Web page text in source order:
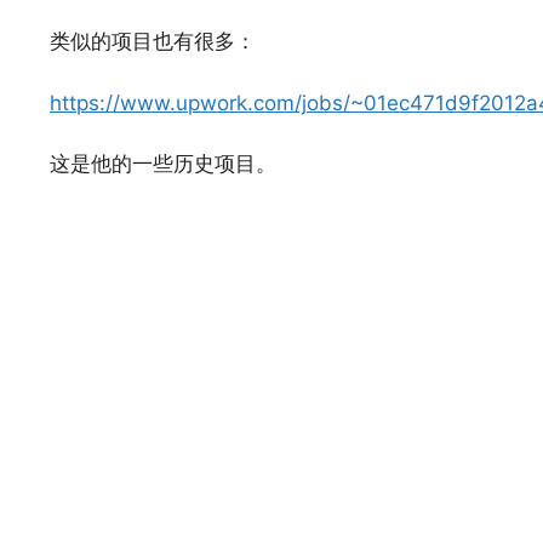
类似的项目也有很多：
https://www.upwork.com/jobs/
这是他的一些历史项目。